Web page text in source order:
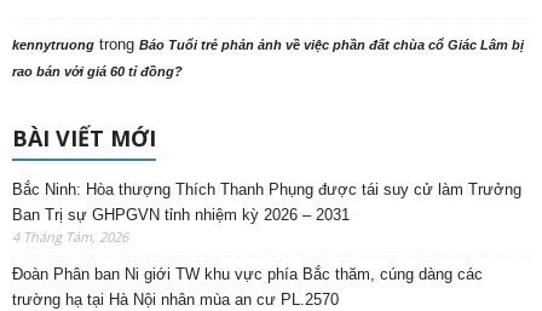
kennytruong trong Báo Tuổi trẻ phản ảnh về việc phần đất chùa cổ Giác Lâm bị
rao bán với giá 60 tỉ đồng?
BÀI VIẾT MỚI
Bắc Ninh: Hòa thượng Thích Thanh Phụng được tái suy cử làm Trưởng
Ban Trị sự GHPGVN tỉnh nhiệm kỳ 2026 – 2031
4 Tháng Tám, 2026
Đoàn Phân ban Ni giới TW khu vực phía Bắc thăm, cúng dàng các
trường hạ tại Hà Nội nhân mùa an cư PL.2570